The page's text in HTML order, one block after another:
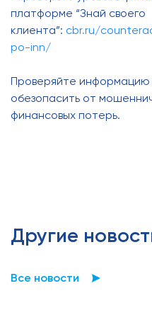
платформе “Знай своего
клиента”: cbr.ru/
po-inn/
Проверяйте информацию
обезопасить от
финансовых потерь.
Другие
Все новости